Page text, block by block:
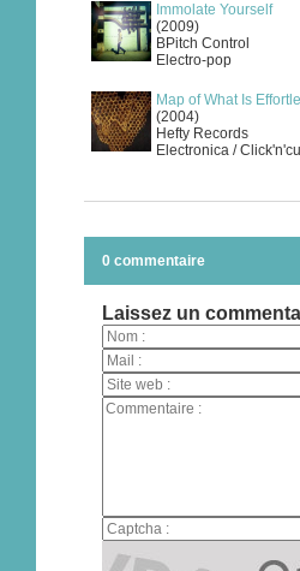
Immolate Yourself
(2009)
BPitch Control
Electro-pop
Map of What Is
(2004)
Hefty Records
Electronica /
0 commentaire
Laissez un